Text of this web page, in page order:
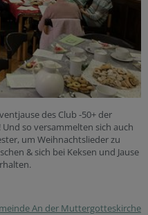
des Club -50+ der
so versammelten sich auch
um Weihnachtslieder zu
& sich bei Keksen und Jause
An der Muttergotteskirche